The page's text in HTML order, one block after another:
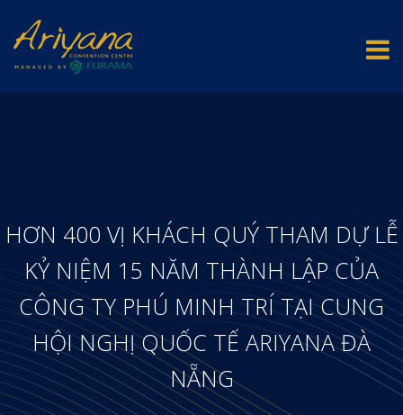
HƠN 400 VỊ KHÁCH QUÝ THAM DỰ LỄ
KỶ NIỆM 15 NĂM THÀNH LẬP CỦA
CÔNG TY PHÚ MINH TRÍ TẠI CUNG
HỘI NGHỊ QUỐC TẾ ARIYANA ĐÀ
NẴNG